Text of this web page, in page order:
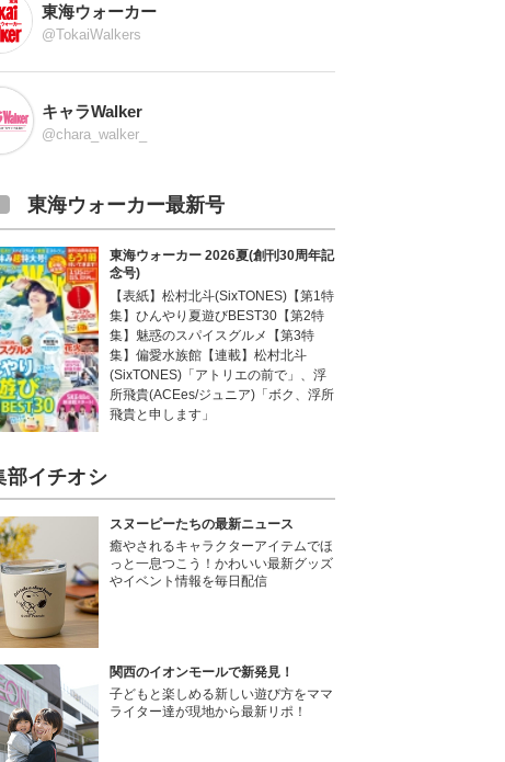
東海ウォーカー
@TokaiWalkers
キャラWalker
@chara_walker_
東海ウォーカー最新号
東海ウォーカー 2026夏(創刊30周年記
念号)
【表紙】松村北斗(SixTONES)【第1特
集】ひんやり夏遊びBEST30【第2特
集】魅惑のスパイスグルメ【第3特
集】偏愛水族館【連載】松村北斗
(SixTONES)「アトリエの前で」、浮
所飛貴(ACEes/ジュニア)「ボク、浮所
飛貴と申します」
部イチオシ
スヌーピーたちの最新ニュース
癒やされるキャラクターアイテムでほ
っと一息つこう！かわいい最新グッズ
やイベント情報を毎日配信
関西のイオンモールで新発見！
子どもと楽しめる新しい遊び方をママ
ライター達が現地から最新リポ！